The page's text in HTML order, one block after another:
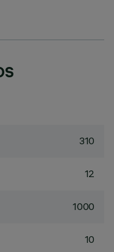
310
12
1000
10